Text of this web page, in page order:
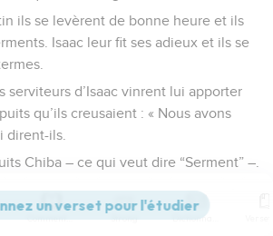
ils se levèrent de bonne heure et ils
Isaac leur fit ses adieux et ils se
serviteurs d’Isaac vinrent lui apporter
qu’ils creusaient : « Nous avons
dirent-ils.
Chiba – ce qui veut dire “Serment” –.
serment” –.
Commentaires Strong